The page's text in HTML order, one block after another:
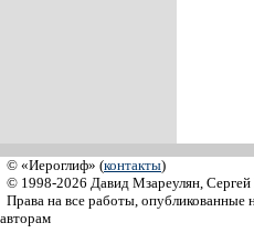
© «Иероглиф» (контакты)
© 1998-2026 Давид Мзареулян, Сергей
Права на все работы, опубликованные
авторам